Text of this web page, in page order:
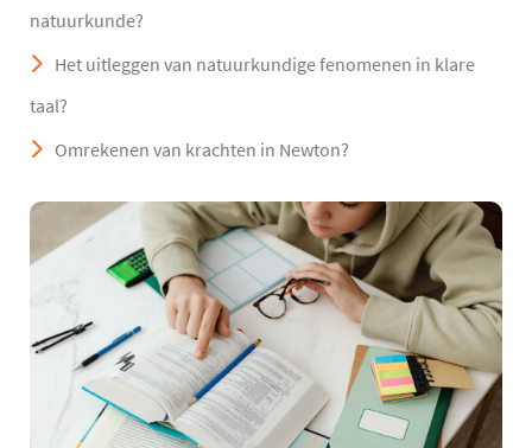
natuurkunde?
Het uitleggen van natuurkundige fenomenen in klare
taal?
Omrekenen van krachten in Newton?